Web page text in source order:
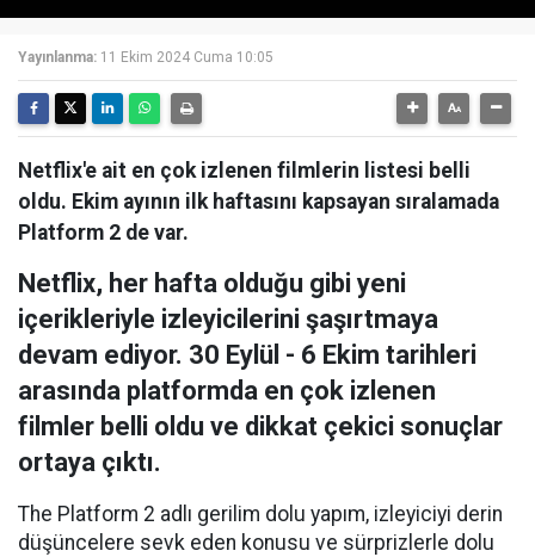
Yayınlanma: 11 Ekim 2024 Cuma 10:05
Netflix'e ait en çok izlenen filmlerin listesi belli
oldu. Ekim ayının ilk haftasını kapsayan sıralamada
Platform 2 de var.
Netflix, her hafta olduğu gibi yeni
içerikleriyle izleyicilerini şaşırtmaya
devam ediyor. 30 Eylül - 6 Ekim tarihleri
arasında platformda en çok izlenen
filmler belli oldu ve dikkat çekici sonuçlar
ortaya çıktı.
The Platform 2 adlı gerilim dolu yapım, izleyiciyi derin
düşüncelere sevk eden konusu ve sürprizlerle dolu